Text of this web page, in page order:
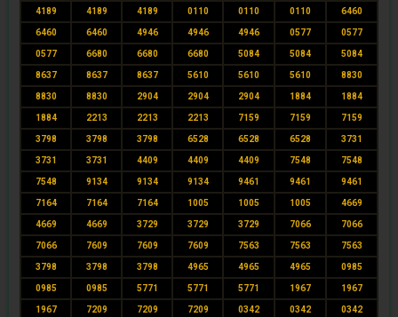
4189 4189 4189 0110 0110 0110 6460
6460 6460 4946 4946 4946 0577 0577
0577 6680 6680 6680 5084 5084 5084
8637 8637 8637 5610 5610 5610 8830
8830 8830 2904 2904 2904 1884 1884
1884 2213 2213 2213 7159 7159 7159
3798 3798 3798 6528 6528 6528 3731
3731 3731 4409 4409 4409 7548 7548
7548 9134 9134 9134 9461 9461 9461
7164 7164 7164 1005 1005 1005 4669
4669 4669 3729 3729 3729 7066 7066
7066 7609 7609 7609 7563 7563 7563
3798 3798 3798 4965 4965 4965 0985
0985 0985 5771 5771 5771 1967 1967
1967 7209 7209 7209 0342 0342 0342